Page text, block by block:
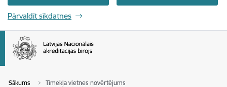
Pārvaldīt sīkdatnes
Sākums Tīmekļa vietnes novērtējums